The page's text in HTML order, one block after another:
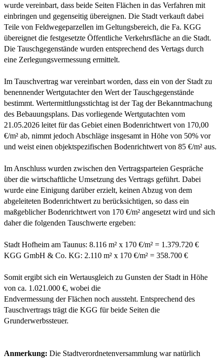
wurde vereinbart, dass beide Seiten Flächen in das Verfahren mit
einbringen und gegenseitig übereignen. Die Stadt verkauft dabei
Teile von Feldwegeparzellen im Geltungsbereich, die Fa. KGG
übereignet die festgesetzte Öffentliche Verkehrsfläche an die Stadt.
Die Tauschgegenstände wurden entsprechend des Vertags durch
eine Zerlegungsvermessung ermittelt.
Im Tauschvertrag war vereinbart worden, dass ein von der Stadt zu
benennender Wertgutachter den Wert der Tauschgegenstände
bestimmt. Wertermittlungsstichtag ist der Tag der Bekanntmachung
des Bebauungsplans. Das vorliegende Wertgutachten vom
21.05.2026 leitet für das Gebiet einen Bodenrichtwert von 170,00
€/m² ab, nimmt jedoch Abschläge insgesamt in Höhe von 50% vor
und weist einen objektspezifischen Bodenrichtwert von 85 €/m² aus.
Im Anschluss wurden zwischen den Vertragsparteien Gespräche
über die wirtschaftliche Umsetzung des Vertrags geführt. Dabei
wurde eine Einigung darüber erzielt, keinen Abzug von dem
abgeleiteten Bodenrichtwert zu berücksichtigen, so dass ein
maßgeblicher Bodenrichtwert von 170 €/m² angesetzt wird und sich
daher die folgenden Tauschwerte ergeben:
Stadt Hofheim am Taunus: 8.116 m² x 170 €/m² = 1.379.720 €
KGG GmbH & Co. KG: 2.110 m² x 170 €/m² = 358.700 €
Somit ergibt sich ein Wertausgleich zu Gunsten der Stadt in Höhe
von ca. 1.021.000 €, wobei die
Endvermessung der Flächen noch aussteht. Entsprechend des
Tauschvertrags trägt die KGG für beide Seiten die
Grunderwerbssteuer.
Anmerkung: Die Stadtverordnetenversammlung war natürlich